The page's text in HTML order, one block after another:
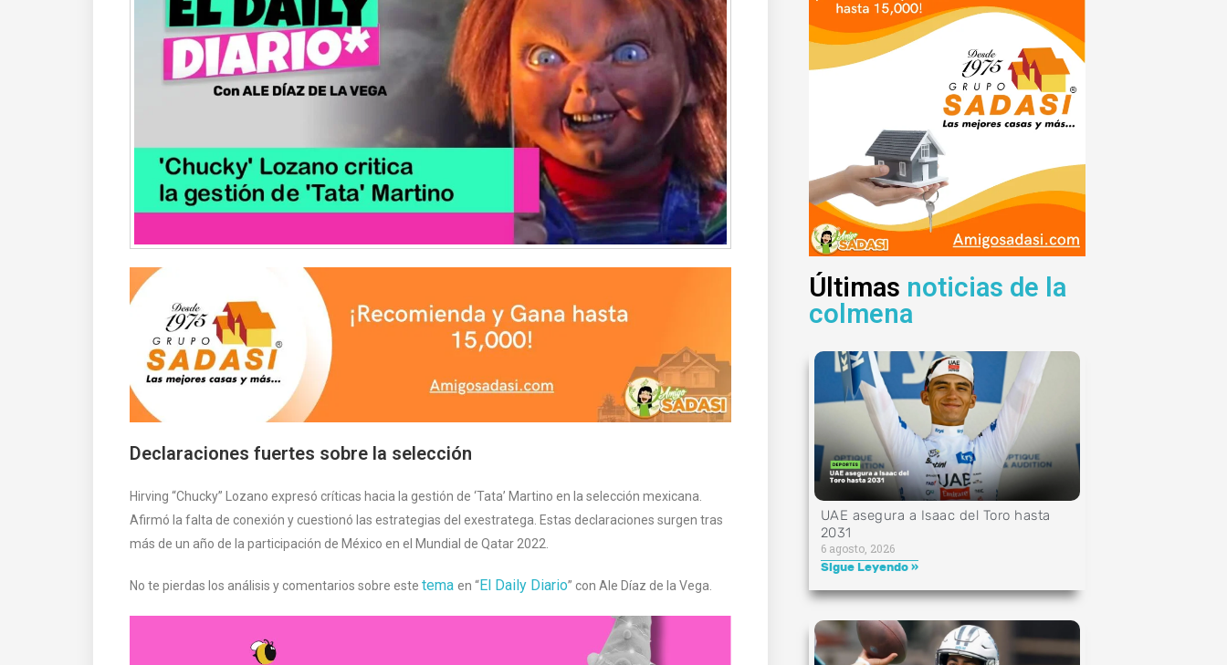
Declaraciones fuertes sobre la selección
Hirving “Chucky” Lozano expresó críticas hacia la gestión de ‘Tata’ Martino en la selección mexicana.
Afirmó la falta de conexión y cuestionó las estrategias del exestratega. Estas declaraciones surgen tras
más de un año de la participación de México en el Mundial de Qatar 2022.
No te pierdas los análisis y comentarios sobre este tema en “El Daily Diario” con Ale Díaz de la Vega.
Últimas noticias de la
colmena
UAE asegura a Isaac del Toro hasta
2031
6 agosto, 2026
Sigue Leyendo »